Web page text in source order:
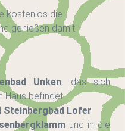
kostenlos die
genießen damit
Unken, das sich
Haus befindet
Steinbergbad Lofer
und in die